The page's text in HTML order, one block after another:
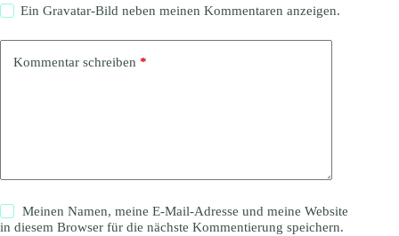
EinGravatar-Bild neben meinen Kommentaren anzeigen.
Kommentar schreiben *
Meinen Namen, meine E-Mail-Adresse und meine Website
in diesem Browser für die nächste Kommentierung speichern.